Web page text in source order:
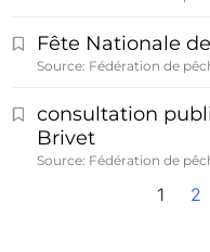
Fête Nationale
Source: Fédération de
consultation
Brivet
Source: Fédération de
1 2